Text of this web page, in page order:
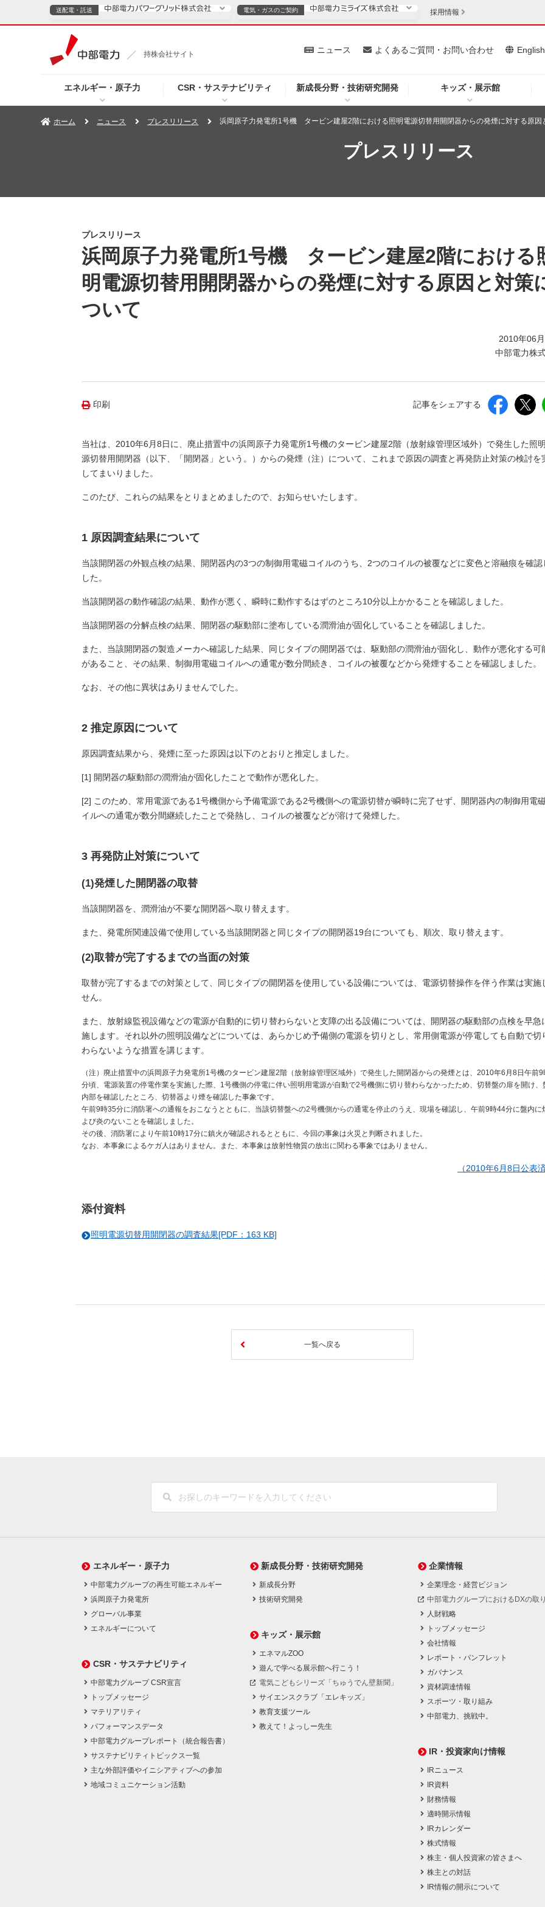
持株会社サイト
エネルギー・原子力 CSR・サステナビリティ 新成長分野・技術研究開発 キッズ・展示館
ニュース よくあるご質問・お問い合わせ English
送配電・託送
TOPページへ ご案内 安定供給
企業情報
ニュース（新しいウィンドウを開きます）
よくあるご質問・お問い合わせ（新しいウィンドウを開きます）
電気・ガスのご契約
電気・ガスのご契約
TOPページへ 個人のお客さま 法人のお客さま
採用情報
ホーム ニュース プレスリリース 浜岡原子力発電所1号機 タービン建屋2階における照明電源切替用開閉器からの発煙に対する原因
プレスリリース
プレスリリース
浜岡原子力発電所1号機 タービン建屋2階における
明電源切替用開閉器からの発煙に対する原因と対策
ついて
2010年06
中部電力株
印刷 記事をシェアする
当社は、2010年6月8日に、廃止措置中の浜岡原子力発電所1号機のタービン建屋2階（放射線管理区域外）で発生した照
源切替用開閉器（以下、「開閉器」という。）からの発煙（注）について、これまで原因の調査と再発防止対策の検討を
してまいりました。
このたび、これらの結果をとりまとめましたので、お知らせいたします。
1 原因調査結果について
当該開閉器の外観点検の結果、開閉器内の3つの制御用電磁コイルのうち、2つのコイルの被覆などに変色と溶融痕を確認
した。
当該開閉器の動作確認の結果、動作が悪く、瞬時に動作するはずのところ10分以上かかることを確認しました。
当該開閉器の分解点検の結果、開閉器の駆動部に塗布している潤滑油が固化していることを確認しました。
また、当該開閉器の製造メーカへ確認した結果、同じタイプの開閉器では、駆動部の潤滑油が固化し、動作が悪化する可
があること、その結果、制御用電磁コイルへの通電が数分間続き、コイルの被覆などから発煙することを確認しました。
なお、その他に異状はありませんでした。
2 推定原因について
原因調査結果から、発煙に至った原因は以下のとおりと推定しました。
[1] 開閉器の駆動部の潤滑油が固化したことで動作が悪化した。
[2] このため、常用電源である1号機側から予備電源である2号機側への電源切替が瞬時に完了せず、開閉器内の制御用電
イルへの通電が数分間継続したことで発熱し、コイルの被覆などが溶けて発煙した。
3 再発防止対策について
(1)発煙した開閉器の取替
当該開閉器を、潤滑油が不要な開閉器へ取り替えます。
また、発電所関連設備で使用している当該開閉器と同じタイプの開閉器19台についても、順次、取り替えます。
(2)取替が完了するまでの当面の対策
取替が完了するまでの対策として、同じタイプの開閉器を使用している設備については、電源切替操作を伴う作業は実施
せん。
また、放射線監視設備などの電源が自動的に切り替わらないと支障の出る設備については、開閉器の駆動部の点検を早急
施します。それ以外の照明設備などについては、あらかじめ予備側の電源を切りとし、常用側電源が停電しても自動で切
わらないような措置を講じます。
（注）廃止措置中の浜岡原子力発電所1号機のタービン建屋2階（放射線管理区域外）で発生した開閉器からの発煙とは、2010年6月8日午前
分頃、電源装置の停電作業を実施した際、1号機側の停電に伴い照明用電源が自動で2号機側に切り替わらなかったため、切替盤の扉を開け、
内部を確認したところ、切替器より煙を確認した事象です。
午前9時35分に消防署への通報をおこなうとともに、当該切替盤への2号機側からの通電を停止のうえ、現場を確認し、午前9時44分に盤内に
よび炎のないことを確認しました。
その後、消防署により午前10時17分に鎮火が確認されるとともに、今回の事象は火災と判断されました。
なお、本事象によるケガ人はありません。また、本事象は放射性物質の放出に関わる事象ではありません。
（2010年6月8日公表済
添付資料
照明電源切替用開閉器の調査結果[PDF：163 KB]
一覧へ戻る
エネルギー・原子力
中部電力グループの再生可能エネルギー
浜岡原子力発電所
グローバル事業
エネルギーについて
CSR・サステナビリティ
中部電力グループ CSR宣言
トップメッセージ
マテリアリティ
パフォーマンスデータ
中部電力グループレポート（統合報告書）
サステナビリティトピックス一覧
主な外部評価やイニシアティブへの参加
地域コミュニケーション活動
新成長分野・技術研究開発
新成長分野
技術研究開発
キッズ・展示館
エネマルZOO
遊んで学べる展示館へ行こう！
電気こどもシリーズ「ちゅうでん壁新聞」
サイエンスクラブ「エレキッズ」
教育支援ツール
教えて！よっしー先生
企業情報
企業理念・経営ビジョン
中部電力グループにおけるDXの取
人財戦略
トップメッセージ
会社情報
レポート・パンフレット
ガバナンス
資材調達情報
スポーツ・取り組み
中部電力、挑戦中。
IR・投資家向け情報
IRニュース
IR資料
財務情報
適時開示情報
IRカレンダー
株式情報
株主・個人投資家の皆さまへ
株主との対話
IR情報の開示について